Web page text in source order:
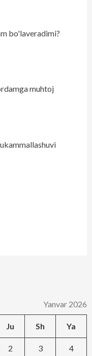
bo'laveradimi?
muhtoj
Yanvar 2026
Ju Sh Ya
2 3 4